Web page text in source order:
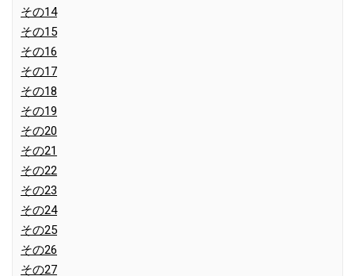
その14
その15
その16
その17
その18
その19
その20
その21
その22
その23
その24
その25
その26
その27